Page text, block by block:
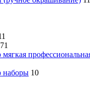
наборы 10